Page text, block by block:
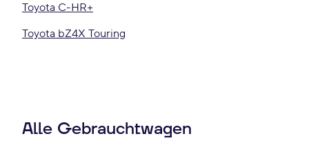
Toyota C-HR+
Toyota bZ4X Touring
Alle Gebrauchtwagen